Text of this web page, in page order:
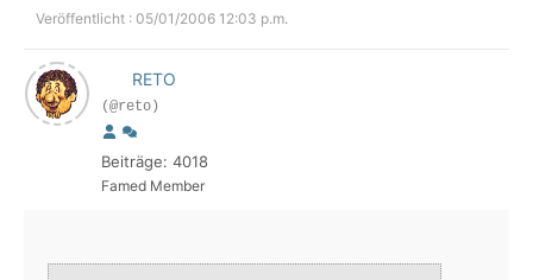
Veröffentlicht : 05/01/2006 12:03 p.m.
RETO
(@reto)
Beiträge: 4018
Famed Member